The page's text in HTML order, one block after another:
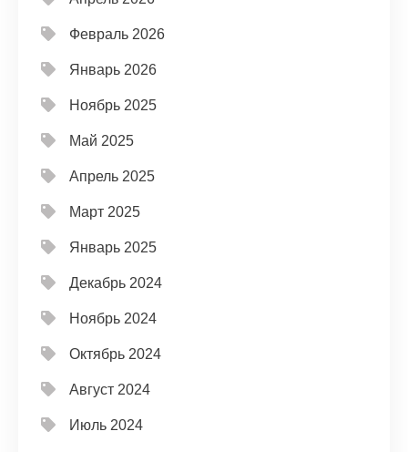
Февраль 2026
Январь 2026
Ноябрь 2025
Май 2025
Апрель 2025
Март 2025
Январь 2025
Декабрь 2024
Ноябрь 2024
Октябрь 2024
Август 2024
Июль 2024